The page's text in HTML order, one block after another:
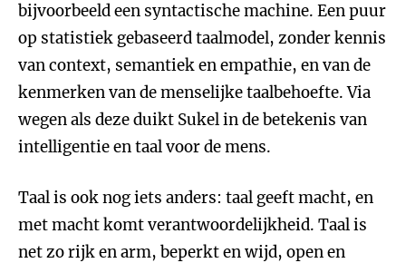
bijvoorbeeld een syntactische machine. Een puur
op statistiek gebaseerd taalmodel, zonder kennis
van context, semantiek en empathie, en van de
kenmerken van de menselijke taalbehoefte. Via
wegen als deze duikt Sukel in de betekenis van
intelligentie en taal voor de mens.
Taal is ook nog iets anders: taal geeft macht, en
met macht komt verantwoordelijkheid. Taal is
net zo rijk en arm, beperkt en wijd, open en